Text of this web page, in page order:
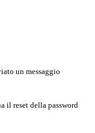
un messaggio
il reset della password